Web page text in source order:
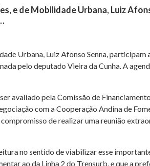
e de Mobilidade Urbana, Luiz
Urbana, Luiz Afonso Senna, participam
pelo deputado Vieira da Cunha. A
avaliado pela Comissão de
com a Cooperação Andina de
de realizar uma reunião
no sentido de viabilizar esse
ao da Linha 2 do Trensurb, e que a